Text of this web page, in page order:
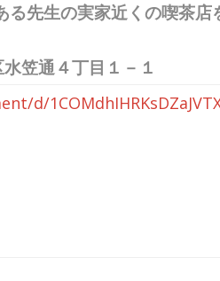
先生の実家近くの喫茶店
笠通４丁目１－１
d/